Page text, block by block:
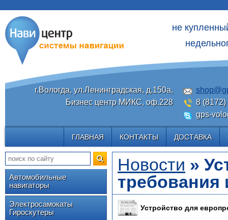
не
г.Вологда, ул.Ленинградская, д.150а,
Бизнес центр МИКС, оф.228
8 (8172)
gps-
ГЛАВНАЯ КОНТАКТЫ ДОСТАВКА
Автомобильные
навигаторы
Электросамокаты
Гироскутеры
Новости »
требования
Устройство для